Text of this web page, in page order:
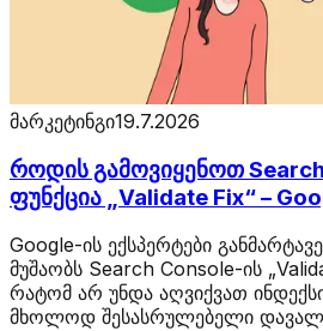
მარკეტინგი19.7.2026
როდის გამოვიყენოთ
ფუნქცია „Validate Fix“ –
Google-ის ექსპერტები
მუშაობს Search Console-ის
რატომ არ უნდა აღვიქვათ
მხოლოდ შესასრულებელი